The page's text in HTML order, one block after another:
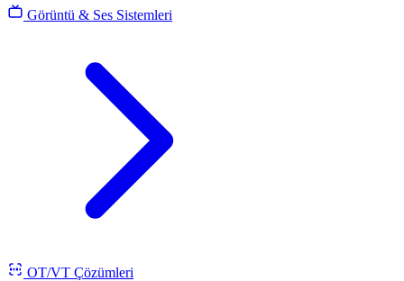
Görüntü & Ses Sistemleri
OT/VT Çözümleri